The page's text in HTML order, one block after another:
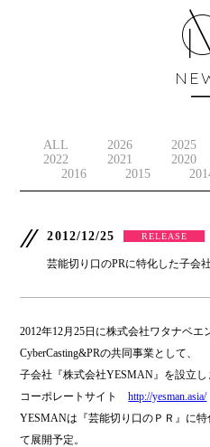
ALL 2026 2025
2022
2021 2020
2016
2015
2012/12/25 RELEASE
芸能切り口のPRに特化した子
2012年12月25日に株式会社ワタナベ
CyberCasting&PRの共同事業として、
子会社『株式会社YESMAN』を設立し
コーポレートサイトhttp://yesman.asia/
YESMANは『芸能切り口のＰＲ』に
て展開予定。